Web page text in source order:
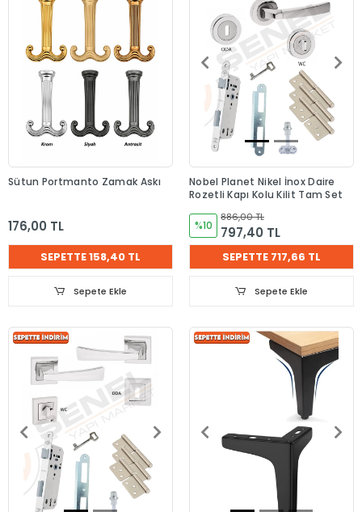
Sütun Portmanto Zamak Askı
176,00 TL
SEPETTE 158,40 TL
Sepete Ekle
Nobel Planet Nikel İnox Daire
Rozetli Kapı Kolu Kilit Tam Set
%10
886,00 TL
797,40 TL
SEPETTE 717,66 TL
Sepete Ekle